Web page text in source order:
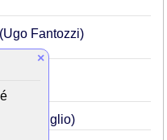
(Ugo Fantozzi)
Coniglio)
×